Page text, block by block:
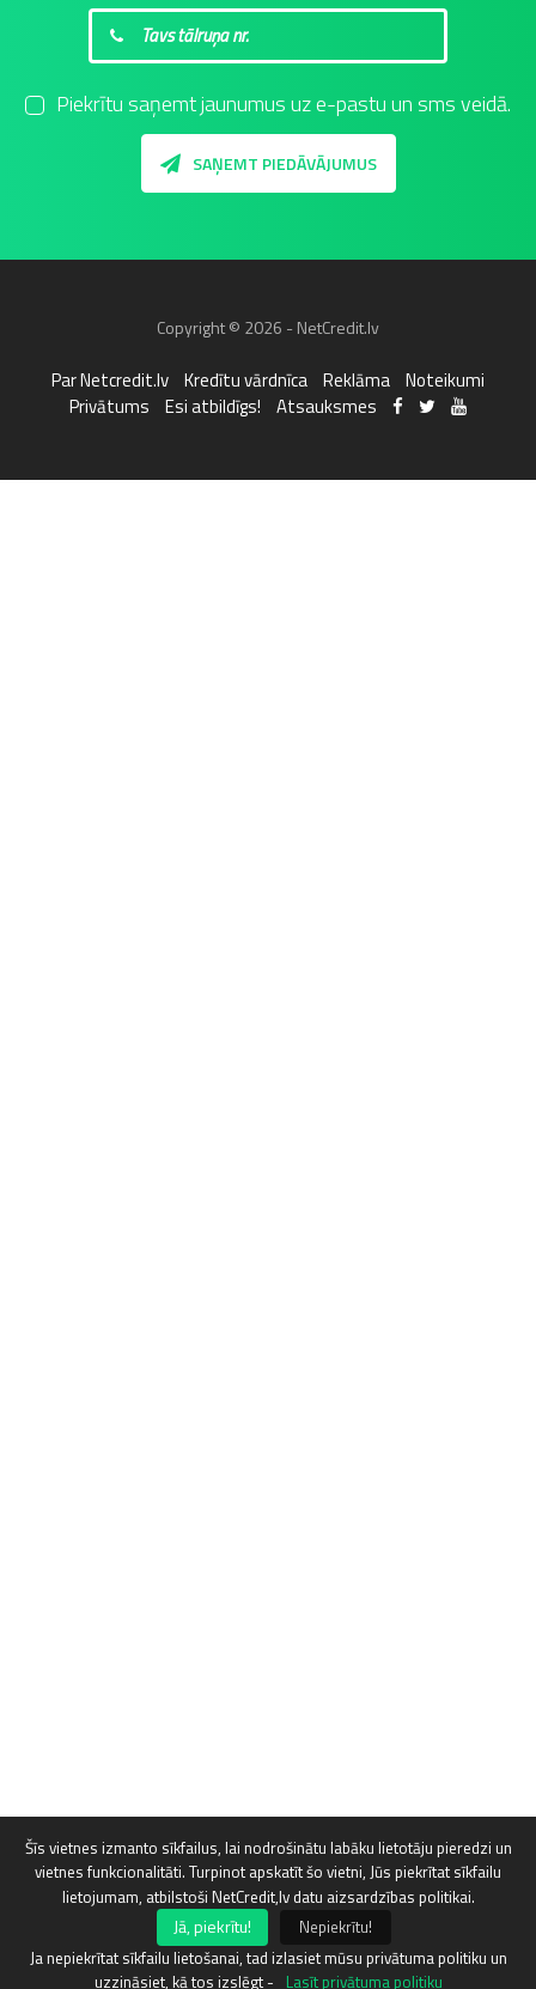
Piekrītu saņemt jaunumus uz e-pastu un sms veidā.
SAŅEMT PIEDĀVĀJUMUS
Copyright © 2026 - NetCredit.lv
Par Netcredit.lv Kredītu vārdnīca Reklāma Noteikumi
Privātums
Esi atbildīgs! Atsauksmes
Šīs vietnes izmanto sīkfailus, lai nodrošinātu labāku lietotāju pieredzi un
vietnes funkcionalitāti. Turpinot apskatīt šo vietni, Jūs piekrītat sīkfailu
lietojumam, atbilstoši NetCredit,lv datu aizsardzības politikai.
Jā, piekrītu!
Nepiekrītu!
Ja nepiekrītat sīkfailu lietošanai, tad izlasiet mūsu privātuma politiku un
uzzināsiet, kā tos izslēgt - Lasīt privātuma politiku